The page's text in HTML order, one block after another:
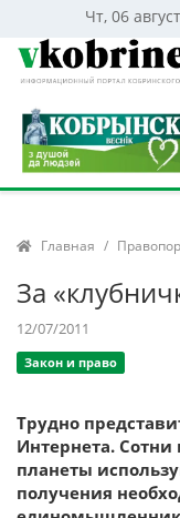
Чт, 06
Главная /
За
12/07/2011
Закон и право
Трудно
Интернета.
планеты
получения